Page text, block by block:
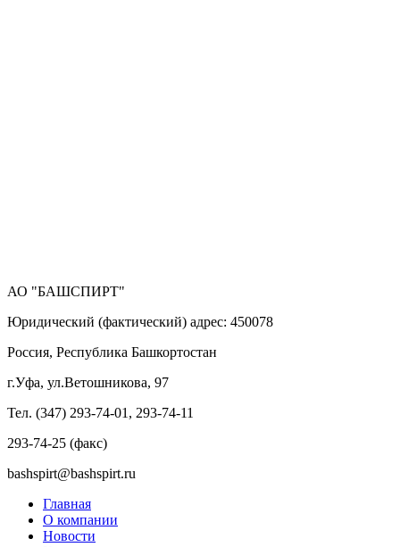
АО "БАШСПИРТ"
Юридический (фактический) адрес: 450078
Россия, Республика Башкортостан
г.Уфа, ул.Ветошникова, 97
Тел. (347) 293-74-01, 293-74-11
293-74-25 (факс)
bashspirt@bashspirt.ru
Главная
О компании
Новости